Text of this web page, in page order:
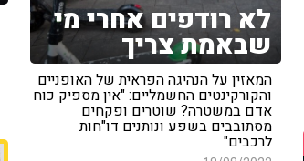
לא רודפים אחרי מי
שבאמת צריך
המאזין על הנהיגה הפראית של האופניים
והקורקינטים החשמליים: "אין מספיק כוח
אדם במשטרה? שוטרים ופקחים
מסתובבים בשפע ונותנים דו"חות
לרכבים"